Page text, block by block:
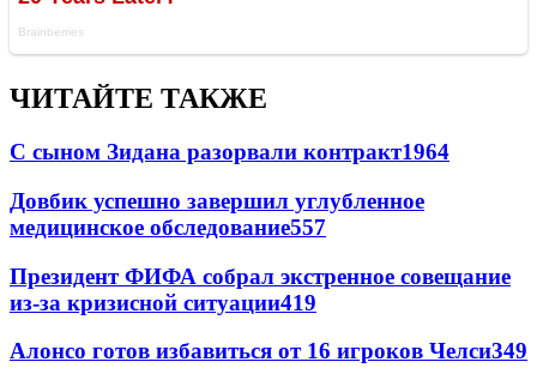
ЧИТАЙТЕ ТАКЖЕ
С сыном Зидана разорвали контракт1964
Довбик успешно завершил углубленное
медицинское обследование557
Президент ФИФА собрал экстренное совещание
из-за кризисной ситуации419
Алонсо готов избавиться от 16 игроков Челси349